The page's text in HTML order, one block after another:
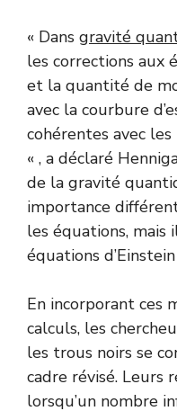
« Dans gravité
les corrections aux
et la quantité de
avec la courbure
cohérentes avec
« , a déclaré
de la gravité
importance
les équations,
équations
En incorporant ces
calculs, les
les trous noirs se
cadre révisé.
lorsqu’un nombre